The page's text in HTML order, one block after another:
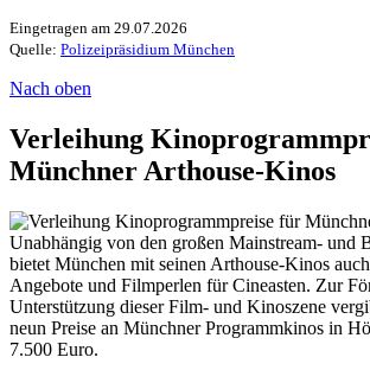
Eingetragen am 29.07.2026
Quelle: Polizeipräsidium München
Nach oben
Verleihung
Münchner Arthouse-Kinos
Unabhängig von den großen Mainstream- und
bietet München mit seinen Arthouse-Kinos
Angebote und Filmperlen für Cineasten. Zur
Unterstützung dieser Film- und Kinoszene
neun Preise an Münchner Programmkinos in
7.500 Euro.